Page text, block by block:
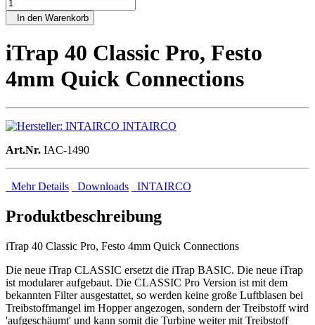
In den Warenkorb
iTrap 40 Classic Pro, Festo
4mm Quick Connections
INTAIRCO
Art.Nr. IAC-1490
Mehr Details Downloads INTAIRCO
Produktbeschreibung
iTrap 40 Classic Pro, Festo 4mm Quick Connections
Die neue iTrap CLASSIC ersetzt die iTrap BASIC. Die neue iTrap
ist modularer aufgebaut. Die CLASSIC Pro Version ist mit dem
bekannten Filter ausgestattet, so werden keine große Luftblasen bei
Treibstoffmangel im Hopper angezogen, sondern der Treibstoff wird
'aufgeschäumt' und kann somit die Turbine weiter mit Treibstoff